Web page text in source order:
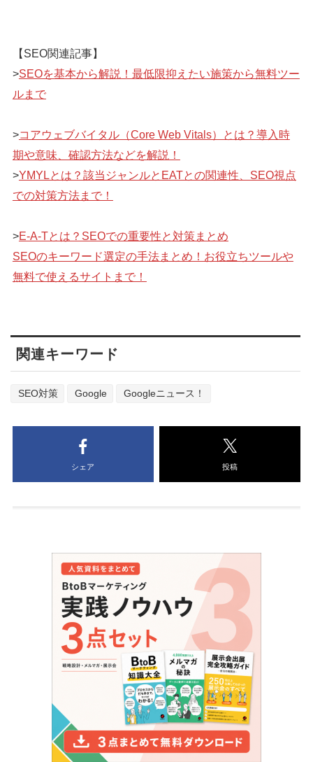
【SEO関連記事】
>SEOを基本から解説！最低限抑えたい施策から無料ツー
ルまで
>コアウェブバイタル（Core Web Vitals）とは？導入時
期や意味、確認方法などを解説！
>YMYLとは？該当ジャンルとEATとの関連性、SEO視点
での対策方法まで！
>E-A-Tとは？SEOでの重要性と対策まとめ
SEOのキーワード選定の手法まとめ！お役立ちツールや
無料で使えるサイトまで！
関連キーワード
SEO対策 Google Googleニュース！
シェア 投稿